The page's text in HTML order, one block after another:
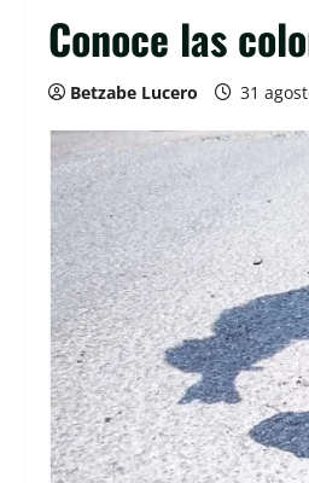
Conoce las
Betzabe Lucero 31